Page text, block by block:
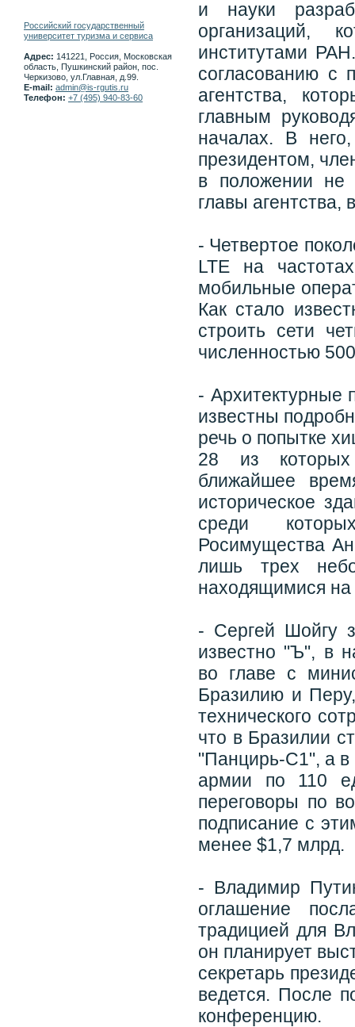
и науки
организаций,
институтами
согласованию с
агентства,
главным
началах. В
президентом,
в положении не
главы агентства,
- Четвертое
LTE на
мобильные
Как стало
строить сети
численностью
- Архитектурные
известны
речь о попытке
28 из которых
ближайшее
историческое
среди
Росимущества
лишь трех
находящимися
- Сергей Шойгу
известно "Ъ", в
во главе с
Бразилию и
технического
что в Бразилии
"Панцирь-С1", а в
армии по 110
переговоры по
подписание с
менее $1,7 млрд.
- Владимир
оглашение
традицией для
он планирует
секретарь
ведется. После
конференцию.
Российский государственный
университет туризма и сервиса
Адрес: 141221, Россия, Московская
область, Пушкинский район, пос.
Черкизово, ул.Главная, д.99.
E-mail: admin@is-rgutis.ru
Телефон: +7 (495) 940-83-60